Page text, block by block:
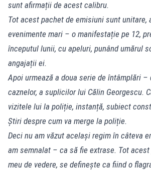
sunt afirmații de acest calibru.
Tot acest pachet de emisiuni sunt unitare,
evenimente mari – o manifestație pe 12,
începutul lunii, cu apeluri, punând umărul
angajații ei.
Apoi urmează a doua serie de întâmplări –
caznelor, a suplicilor lui Călin Georgescu.
vizitele lui la poliție, instanță, subiect
Știri despre cum va merge la poliție.
Deci nu am văzut același regim în câteva
am semnalat – ca să fie extrase. Tot
meu de vedere, se definește ca fiind o